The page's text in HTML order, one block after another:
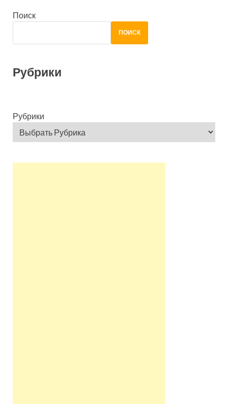
Поиск
ПОИСК
Рубрики
Рубрики